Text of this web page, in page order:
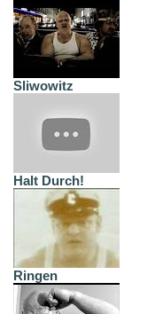
Sliwowitz
Halt Durch!
Ringen